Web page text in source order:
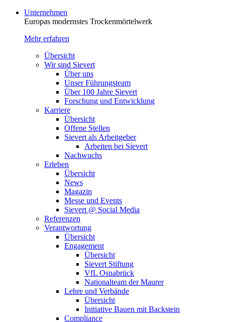
Unternehmen
Europas modernstes Trocken­mörtelwerk
Mehr erfahren
Übersicht
Wir sind Sievert
Über uns
Unser Führungsteam
Über 100 Jahre Sievert
Forschung und Entwicklung
Karriere
Übersicht
Offene Stellen
Sievert als Arbeitgeber
Arbeiten bei Sievert
Nachwuchs
Erleben
Übersicht
News
Magazin
Messe und Events
Sievert @ Social Media
Referenzen
Verantwortung
Übersicht
Engagement
Übersicht
Sievert Stiftung
VfL Osnabrück
Nationalteam der Maurer
Lehre und Verbände
Übersicht
Initiative Bauen mit Backstein
Compliance